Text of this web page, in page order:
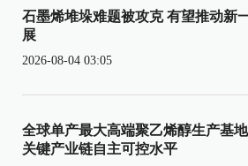
石墨烯堆垛难题被攻克 有望推动新
展
2026-08-04 03:05
全球单产最大高端聚乙烯醇生产基
关键产业链自主可控水平